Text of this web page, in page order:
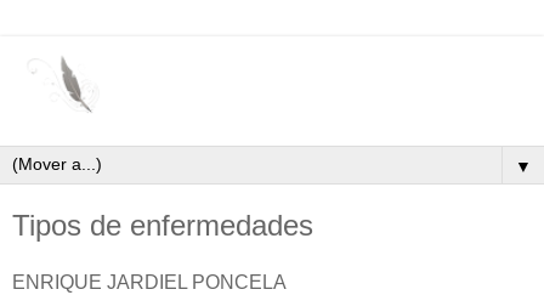
▼
Tipos de enfermedades
ENRIQUE JARDIEL PONCELA